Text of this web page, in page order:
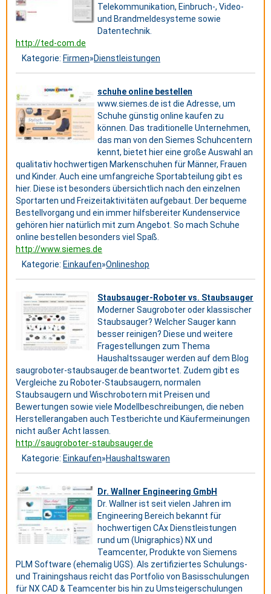
Telekommunikation, Einbruch-, Video-
und Brandmeldesysteme sowie
Datentechnik.
http://ted-com.de
Kategorie: Firmen»Dienstleistungen
schuhe online bestellen
www.siemes.de ist die Adresse, um
Schuhe günstig online kaufen zu
können. Das traditionelle Unternehmen,
das man von den Siemes Schuhcentern
kennt, bietet hier eine große Auswahl an
qualitativ hochwertigen Markenschuhen für Männer, Frauen
und Kinder. Auch eine umfangreiche Sportabteilung gibt es
hier. Diese ist besonders übersichtlich nach den einzelnen
Sportarten und Freizeitaktivitäten aufgebaut. Der bequeme
Bestellvorgang und ein immer hilfsbereiter Kundenservice
gehören hier natürlich mit zum Angebot. So mach Schuhe
online bestellen besonders viel Spaß.
http://www.siemes.de
Kategorie: Einkaufen»Onlineshop
Staubsauger-Roboter vs. Staubsauger
Moderner Saugroboter oder klassischer
Staubsauger? Welcher Sauger kann
besser reinigen? Diese und weitere
Fragestellungen zum Thema
Haushaltssauger werden auf dem Blog
saugroboter-staubsauger.de beantwortet. Zudem gibt es
Vergleiche zu Roboter-Staubsaugern, normalen
Staubsaugern und Wischrobotern mit Preisen und
Bewertungen sowie viele Modellbeschreibungen, die neben
Herstellerangaben auch Testberichte und Käufermeinungen
nicht außer Acht lassen.
http://saugroboter-staubsauger.de
Kategorie: Einkaufen»Haushaltswaren
Dr. Wallner Engineering GmbH
Dr. Wallner ist seit vielen Jahren im
Engineering Bereich bekannt für
hochwertigen CAx Dienstleistungen
rund um (Unigraphics) NX und
Teamcenter, Produkte von Siemens
PLM Software (ehemalig UGS). Als zertifiziertes Schulungs-
und Trainingshaus reicht das Portfolio von Basisschulungen
für NX CAD & Teamcenter bis hin zu Umsteigerschulungen